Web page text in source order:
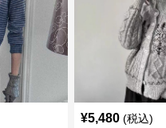
¥5,480 (税込)